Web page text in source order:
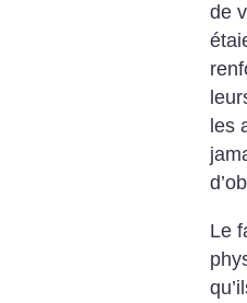
de
les
Le